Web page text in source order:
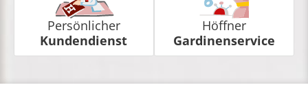
Persönlicher
Kundendienst
Höffner
Gardinenservice